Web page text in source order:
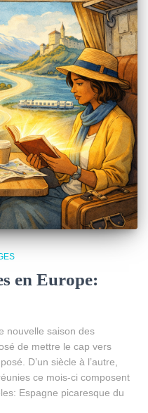
en Europe:
nouvelle saison des
de mettre le cap vers
D’un siècle à l’autre,
ce mois-ci composent
Espagne picaresque du